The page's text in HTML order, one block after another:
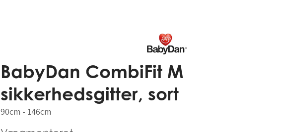
BabyDan CombiFit M
sikkerhedsgitter, sort
90cm - 146cm